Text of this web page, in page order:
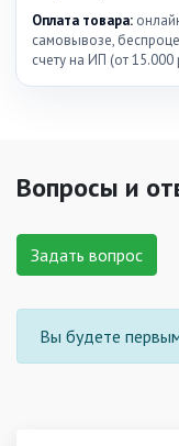
Оплата товара:
самовывозе,
счету на ИП (от 15.000
Вопросы и
Задать вопрос
Вы будете